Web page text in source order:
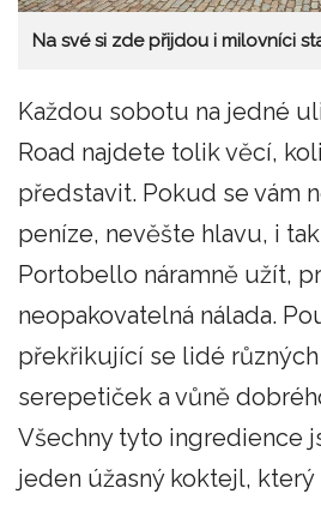
Na své si zde přijdou i milovníci
Každou sobotu na jedné
Road najdete tolik věcí,
představit. Pokud se vám
peníze, nevěšte hlavu, i
Portobello náramně užít,
neopakovatelná nálada.
překřikující se lidé
serepetiček a vůně
Všechny tyto ingredience
jeden úžasný koktejl,